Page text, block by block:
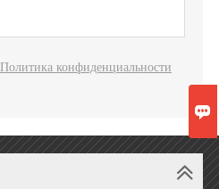
Политика конфиденциальности
